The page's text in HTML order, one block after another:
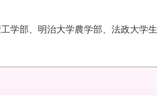
学部、明治大学農学部、法政大学生